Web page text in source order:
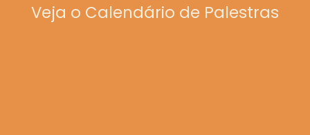
Veja o Calendário de Palestras